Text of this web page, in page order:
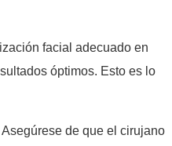
facial adecuado en
óptimos. Esto es lo
Asegúrese de que el cirujano